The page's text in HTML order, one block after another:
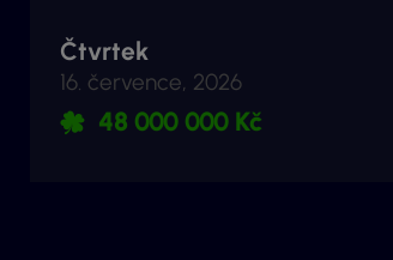
Čtvrtek
16. července, 2026
48 000 000 Kč